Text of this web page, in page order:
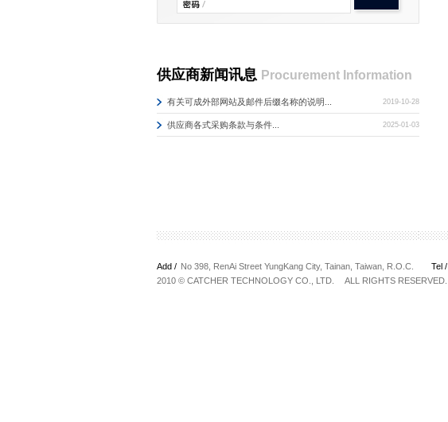
供应商新闻讯息 Procurement Information
2019-10-28
有关可成外部网站及邮件后缀名称的说明...
2025-01-03
供应商各式采购条款与条件...
Add / No 398, RenAi Street YungKang City, Tainan, Taiwan, R.O.C. Tel /
2010 © CATCHER TECHNOLOGY CO., LTD. ALL RIGHTS RESERVED.